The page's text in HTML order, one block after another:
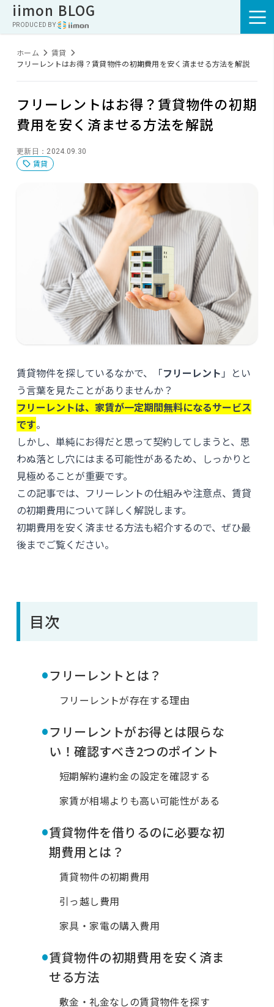
iimon BLOG
PRODUCED BY :
ホーム
賃貸
フリーレントはお得？賃貸物件の初期費用を安く済ませる方法を解説
フリーレントはお得？賃貸物件の初期
費用を安く済ませる方法を解説
更新日：2024.09.30
賃貸
賃貸物件を探しているなかで、「フリーレント 」とい
う言葉を見たことがありませんか？
フリーレントは、家賃が一定期間無料になるサービス
です。
しかし、単純にお得だと思って契約してしまうと、思
わぬ落とし穴にはまる可能性があるため、しっかりと
見極めることが重要です。
この記事では、フリーレントの仕組みや注意点、賃貸
の初期費用について詳しく解説します。
初期費用を安く済ませる方法も紹介するので、ぜひ最
後までご覧ください。
目次
•フリーレントとは？
フリーレントが存在する理由
•フリーレントがお得とは限らな
い！確認すべき2つのポイント
短期解約違約金の設定を確認する
家賃が相場よりも高い可能性がある
•賃貸物件を借りるのに必要な初
期費用とは？
賃貸物件の初期費用
引っ越し費用
家具・家電の購入費用
•賃貸物件の初期費用を安く済ま
せる方法
敷金・礼金なしの賃貸物件を探す